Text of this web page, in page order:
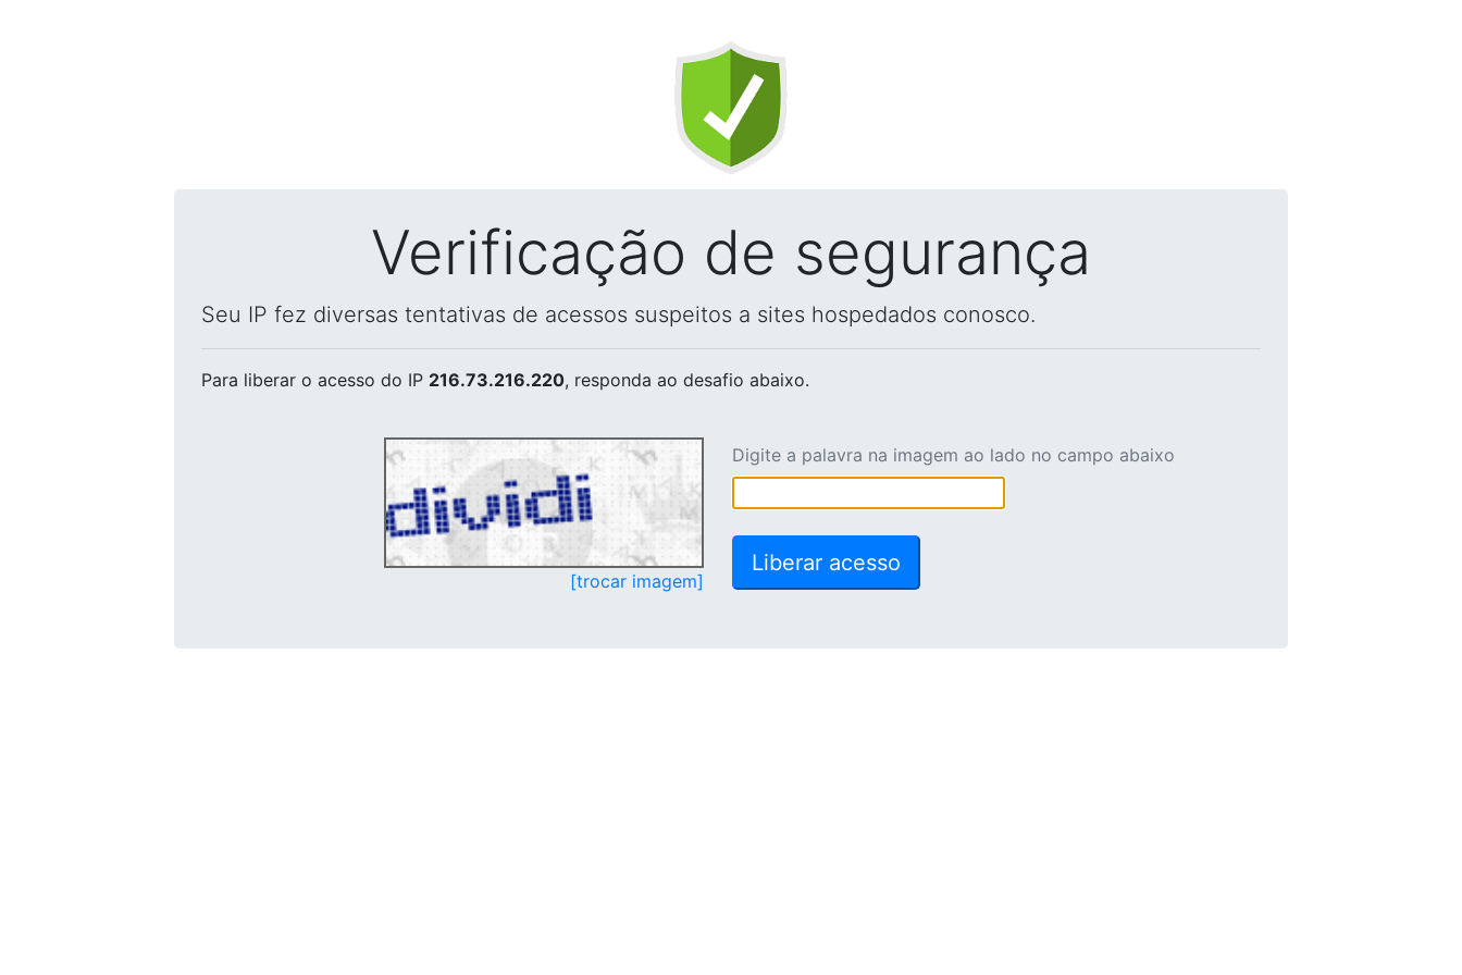
Verificação de segurança
Seu IP fez diversas tentativas de acessos suspeitos a sites hospedados conosco.
Para liberar o acesso do IP 216.73.216.220, responda ao desafio abaixo.
[trocar imagem]
Digite a palavra na imagem ao lado no campo abaixo